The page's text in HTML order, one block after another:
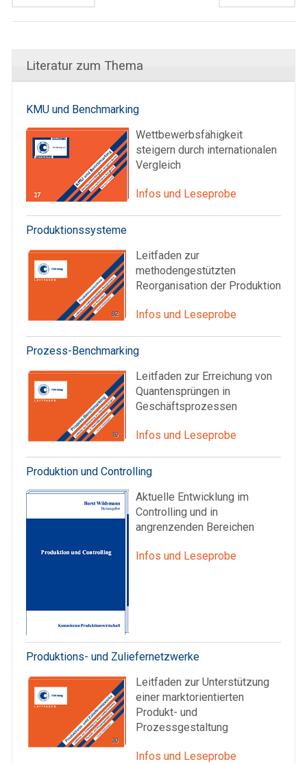
Literatur zum Thema
KMU und Benchmarking
Wettbewerbsfähigkeit
steigern durch internationalen
Vergleich
Infos und Leseprobe
Produktionssysteme
Leitfaden zur
methodengestützten
Reorganisation der Produktion
Infos und Leseprobe
Prozess-Benchmarking
Leitfaden zur Erreichung von
Quantensprüngen in
Geschäftsprozessen
Infos und Leseprobe
Produktion und Controlling
Aktuelle Entwicklung im
Controlling und in
angrenzenden Bereichen
Infos und Leseprobe
Produktions- und Zuliefernetzwerke
Leitfaden zur Unterstützung
einer marktorientierten
Produkt- und
Prozessgestaltung
Infos und Leseprobe